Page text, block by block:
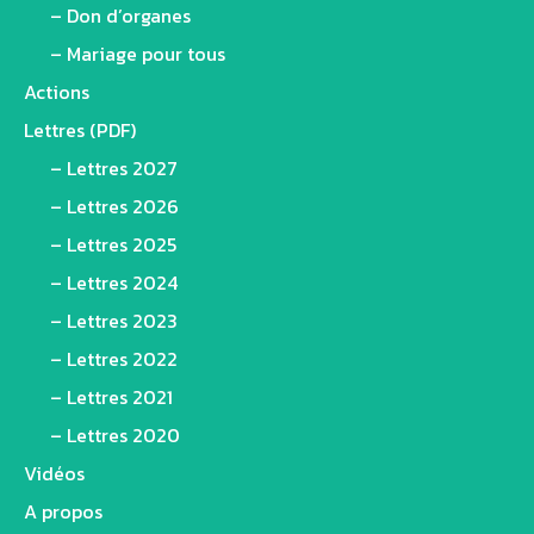
– Don d’organes
– Mariage pour tous
Actions
Lettres (PDF)
– Lettres 2027
– Lettres 2026
– Lettres 2025
– Lettres 2024
– Lettres 2023
– Lettres 2022
– Lettres 2021
– Lettres 2020
Vidéos
A propos